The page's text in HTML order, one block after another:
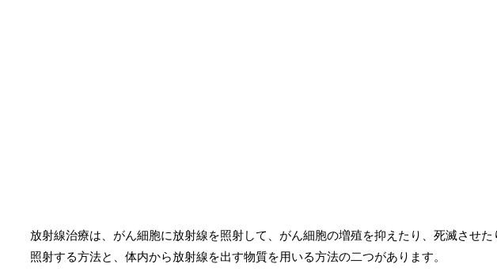
放射線治療は、がん細胞に放射線を照射して、がん細胞の増殖を抑えたり、死滅させ
照射する方法と、体内から放射線を出す物質を用いる方法の二つがあります。